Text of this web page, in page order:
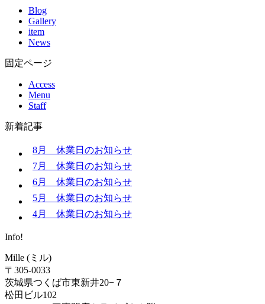
Blog
Gallery
item
News
固定ページ
Access
Menu
Staff
新着記事
8月 休業日のお知らせ
7月 休業日のお知らせ
6月 休業日のお知らせ
5月 休業日のお知らせ
4月 休業日のお知らせ
Info!
Mille (ミル)
〒305-0033
茨城県つくば市東新井20−７
松田ビル102